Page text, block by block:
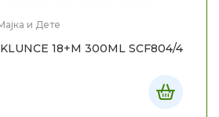
и Дете
18+M 300ML SCF804/4